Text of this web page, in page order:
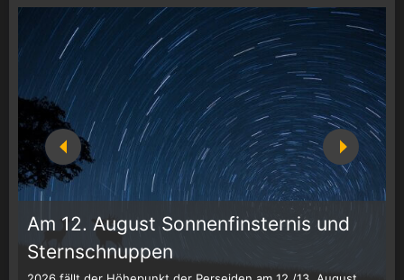
Am 12. August Sonnenfinsternis und
Sternschnuppen